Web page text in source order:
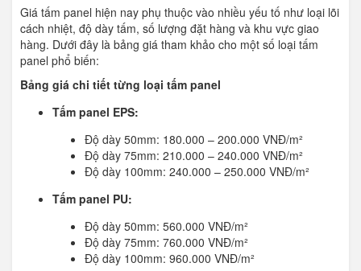
Giá tấm panel hiện nay phụ thuộc vào nhiều yếu tố như loại lõi
cách nhiệt, độ dày tấm, số lượng đặt hàng và khu vực giao
hàng. Dưới đây là bảng giá tham khảo cho một số loại tấm
panel phổ biến:
Bảng giá chi tiết từng loại tấm panel
Tấm panel EPS:
Độ dày 50mm: 180.000 – 200.000 VNĐ/m²
Độ dày 75mm: 210.000 – 240.000 VNĐ/m²
Độ dày 100mm: 240.000 – 250.000 VNĐ/m²
Tấm panel PU:
Độ dày 50mm: 560.000 VNĐ/m²
Độ dày 75mm: 760.000 VNĐ/m²
Độ dày 100mm: 960.000 VNĐ/m²